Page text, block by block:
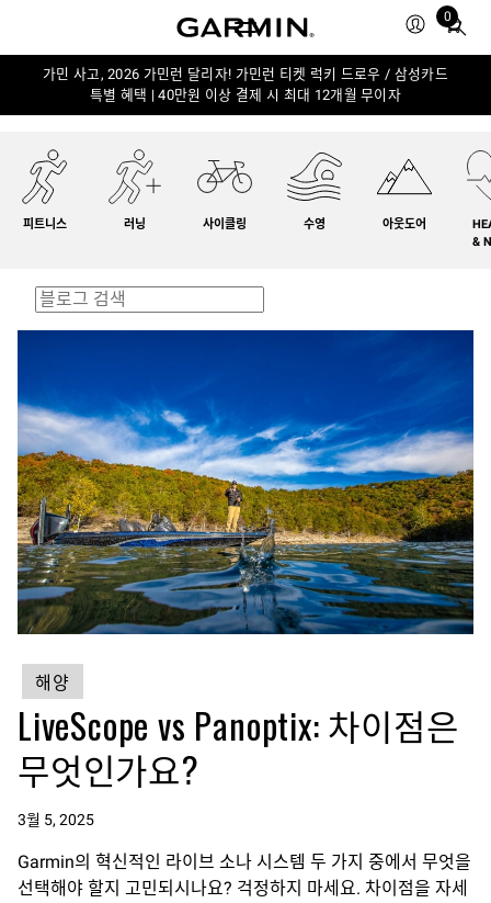
0
Total
in
가민 사고, 2026 가민런 달리자! 가민런 티켓 럭키 드로우 / 삼성카드
특별 혜택 | 40만원 이상 결제 시 최대 12개월 무이자
피트니스 러닝 사이클링 수영 아웃도어
&
해양
LiveScope vs Panoptix: 차이점은
무엇인가요?
3월 5, 2025
Garmin의 혁신적인 라이브 소나 시스템 두 가지 중에서 무엇을
선택해야 할지 고민되시나요? 걱정하지 마세요. 차이점을 자세